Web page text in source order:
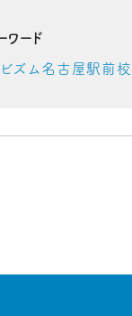
ワード
ズム名古屋駅前校